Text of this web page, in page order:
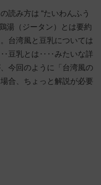
読み方は “たいわんふう
湯（ジータン）とは要約
台湾風と豆乳については
豆乳とは‥‥みたいな詳
今回のように「台湾風の
合、ちょっと解説が必要